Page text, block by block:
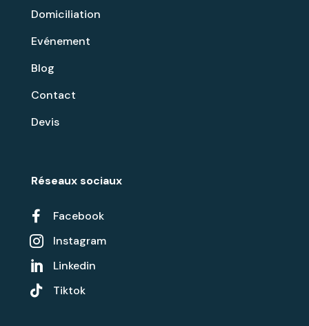
Réseaux sociaux
 Facebook
 Instagram

Linkedin

Tiktok
Domiciliation
Evénement
Blog
Contact
Devis